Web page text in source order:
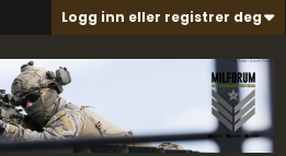
Logg inn eller registrer deg